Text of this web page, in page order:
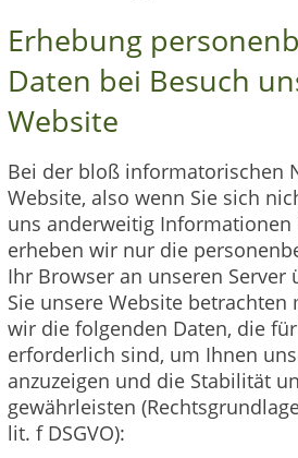
Erhebung
Daten bei Besuch
Website
Bei der bloß informatorischen
Website, also wenn Sie sich
uns anderweitig
erheben wir nur die
Ihr Browser an unseren Server
Sie unsere Website betrachten
wir die folgenden Daten, die
erforderlich sind, um Ihnen
anzuzeigen und die Stabilität
gewährleisten
lit. f DSGVO):